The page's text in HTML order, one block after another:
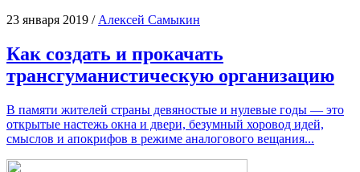
23 января 2019 / Алексей Самыкин
Как создать и прокачать
трансгуманистическую организацию
В памя­ти жите­лей стра­ны девя­но­стые и нуле­вые годы — это
откры­тые настежь окна и две­ри, безум­ный хоро­вод идей,
смыс­лов и апо­кри­фов в режи­ме ана­ло­го­во­го вещания...